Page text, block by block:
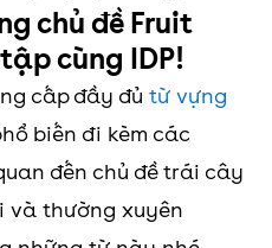
chủ đề Fruit
cùng IDP!
cấp đầy đủ từ vựng
biến đi kèm các
đến chủ đề trái cây
và thường xuyên